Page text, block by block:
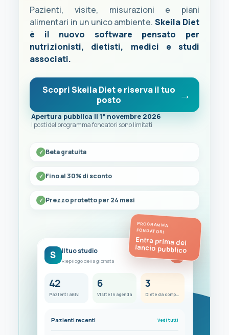
Pazienti, visite, misurazioni e piani
alimentari in un unico ambiente.Skeila Diet
è il nuovo software pensato per
nutrizionisti, dietisti, medici e studi
associati.
Scopri Skeila Diet e riserva il tuo
posto
Apertura pubblica il 1° novembre 2026
I posti del programma fondatori sono limitati
Beta gratuita
Fino al 30% di sconto
Prezzo protetto per 24 mesi
PROGRAMMA
FONDATORI
Entra prima del
lancio pubblico
S Il tuo studio
Riepilogo della giornata
FC
42
Pazienti attivi
6
Visite in agenda
3
Pazienti recenti Vedi tutti